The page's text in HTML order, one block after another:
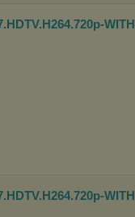
WITH
WITH